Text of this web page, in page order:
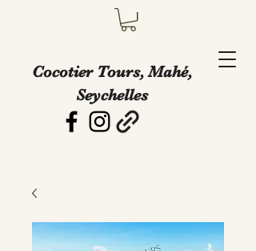
Cocotier Tours, Mahé,
Seychelles